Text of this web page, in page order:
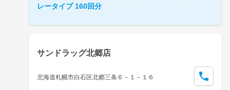
レータイプ 160回分
サンドラッグ北郷店
北海道札幌市白石区北郷三条６－１－１６